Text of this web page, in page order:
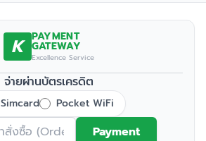
K PAYMENT
GATEWAY
Excellence Service
จ่ายผ่านบัตรเครดิต
Simcard Pocket WiFi
Payment